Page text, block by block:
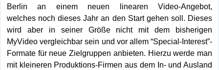
Berlin an einem neuen linearen Video-Angebot,
welches noch dieses Jahr an den Start gehen soll. Dieses
wird aber in seiner Größe nicht mit dem bisherigen
MyVideo vergleichbar sein und vor allem “Special-Interest”-
Formate für neue Zielgruppen anbieten. Hierzu werde man
mit kleineren Produktions-Firmen aus dem In- und Ausland